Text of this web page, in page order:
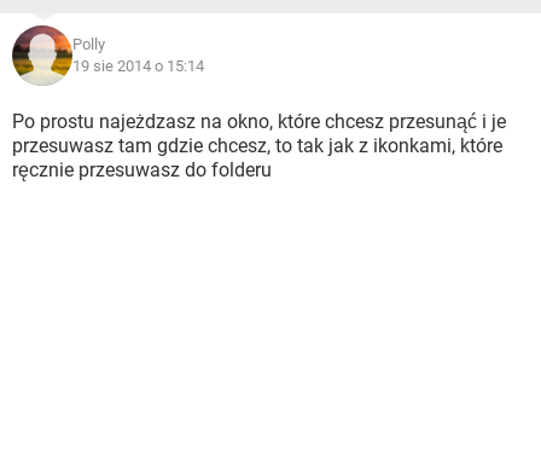
Polly
19 sie 2014 o 15:14
Po prostu najeżdzasz na okno, które chcesz przesunąć i je
przesuwasz tam gdzie chcesz, to tak jak z ikonkami, które
ręcznie przesuwasz do folderu